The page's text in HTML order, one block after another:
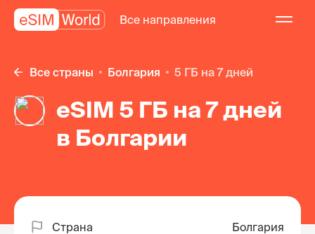
Все направления
Все страны Болгария 5 ГБ на 7 дней
eSIM 5 ГБ на 7 дней
в Болгарии
Страна Болгария